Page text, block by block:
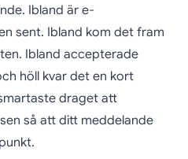
Ibland är e-
sent. Ibland kom det fram
Ibland accepterade
höll kvar det en kort
draget att
så att ditt meddelande